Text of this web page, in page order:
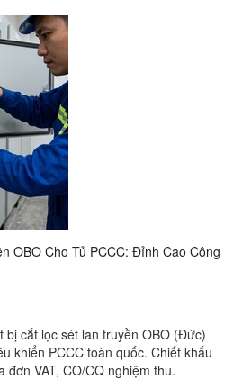
OBO Cho Tủ PCCC: Đỉnh Cao Công
bị cắt lọc sét lan truyền OBO (Đức)
khiển PCCC toàn quốc. Chiết khấu
VAT, CO/CQ nghiệm thu.